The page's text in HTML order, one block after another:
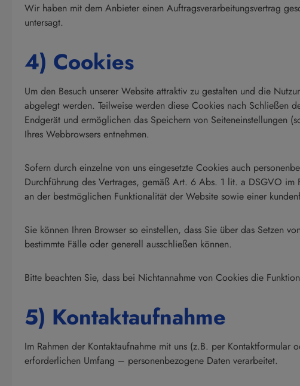
Wir haben mit dem Anbieter einen Auftragsverarbeitungsvertrag
untersagt.
4) Cookies
Um den Besuch unserer Website attraktiv zu gestalten und die
abgelegt werden. Teilweise werden diese Cookies nach Schließen
Endgerät und ermöglichen das Speichern von Seiteneinstellungen
Ihres Webbrowsers entnehmen.
Sofern durch einzelne von uns eingesetzte Cookies auch
Durchführung des Vertrages, gemäß Art. 6 Abs. 1 lit. a DSGVO
an der bestmöglichen Funktionalität der Website sowie einer
Sie können Ihren Browser so einstellen, dass Sie über das Setzen
bestimmte Fälle oder generell ausschließen können.
Bitte beachten Sie, dass bei Nichtannahme von Cookies die
5) Kontaktaufnahme
Im Rahmen der Kontaktaufnahme mit uns (z.B. per
erforderlichen Umfang – personenbezogene Daten verarbeitet.